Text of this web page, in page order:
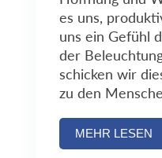
es uns,
uns ein Gefühl
der
schicken wir
zu den
MEHR LESEN